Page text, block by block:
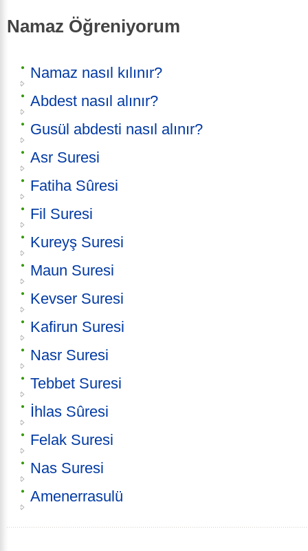
Namaz Öğreniyorum
Namaz nasıl kılınır?
Abdest nasıl alınır?
Gusül abdesti nasıl alınır?
Asr Suresi
Fatiha Sûresi
Fil Suresi
Kureyş Suresi
Maun Suresi
Kevser Suresi
Kafirun Suresi
Nasr Suresi
Tebbet Suresi
İhlas Sûresi
Felak Suresi
Nas Suresi
Amenerrasulü